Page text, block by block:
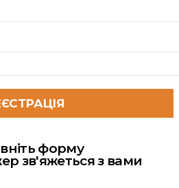
форму
зв'яжеться з вами